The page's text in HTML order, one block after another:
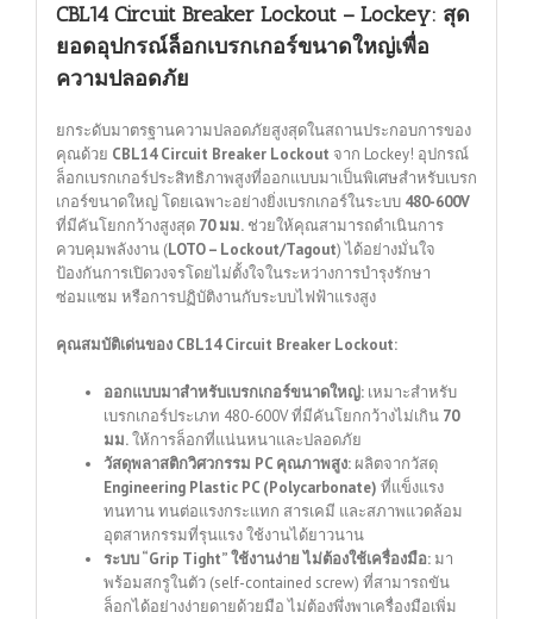
CBL14 Circuit Breaker Lockout – Lockey: สุด
ยอดอุปกรณ์ล็อกเบรกเกอร์ขนาดใหญ่เพื่อ
ความปลอดภัย
ยกระดับมาตรฐานความปลอดภัยสูงสุดในสถานประกอบการของ
คุณด้วย CBL14 Circuit Breaker Lockout จาก Lockey! อุปกรณ์
ล็อกเบรกเกอร์ประสิทธิภาพสูงที่ออกแบบมาเป็นพิเศษสำหรับเบรก
เกอร์ขนาดใหญ่ โดยเฉพาะอย่างยิ่งเบรกเกอร์ในระบบ 480-600V
ที่มีคันโยกกว้างสูงสุด 70 มม.ช่วยให้คุณสามารถดำเนินการ
ควบคุมพลังงาน (LOTO – Lockout/Tagout) ได้อย่างมั่นใจ
ป้องกันการเปิดวงจรโดยไม่ตั้งใจในระหว่างการบำรุงรักษา
ซ่อมแซม หรือการปฏิบัติงานกับระบบไฟฟ้าแรงสูง
คุณสมบัติเด่นของ CBL14 Circuit Breaker Lockout:
ออกแบบมาสำหรับเบรกเกอร์ขนาดใหญ่:เหมาะสำหรับ
เบรกเกอร์ประเภท 480-600V ที่มีคันโยกกว้างไม่เกิน 70
มม.ให้การล็อกที่แน่นหนาและปลอดภัย
วัสดุพลาสติกวิศวกรรม PC คุณภาพสูง:ผลิตจากวัสดุ
Engineering Plastic PC (Polycarbonate) ที่แข็งแรง
ทนทาน ทนต่อแรงกระแทก สารเคมี และสภาพแวดล้อม
อุตสาหกรรมที่รุนแรง ใช้งานได้ยาวนาน
ระบบ “Grip Tight” ใช้งานง่าย ไม่ต้องใช้เครื่องมือ:มา
พร้อมสกรูในตัว (self-contained screw) ที่สามารถขัน
ล็อกได้อย่างง่ายดายด้วยมือ ไม่ต้องพึ่งพาเครื่องมือเพิ่ม